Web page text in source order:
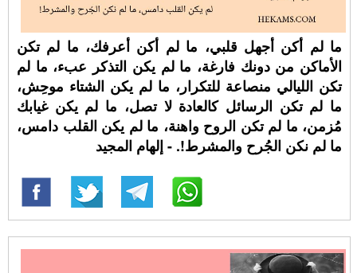
ما لم أكن أجهل قلبي، ما لم أكن أعرفك، ما لم تكن
الأماكن من دونك فارغة، ما لم يكن التذكر عبء، ما لم
تكن الليالي منصاعة للتكرار، ما لم يكن الشتاء موحِش،
ما لم تكن الرسائل كالعادة لا تصل، ما لم يكن غيابك
مُزمن، ما لم تكن الروح واهنة، ما لم يكن القلب دامس،
ما لم نكن الجُرح والمشرط!. - إلهام المجيد